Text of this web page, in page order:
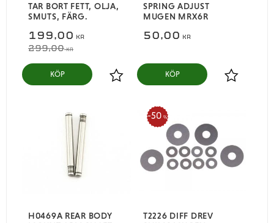
TAR BORT FETT, OLJA,
SMUTS, FÄRG.
199,00 KR
299,00KR
Lägg till i favoriter
KÖP
SPRING ADJUST
MUGEN MRX6R
50,00 KR
Lägg till i
KÖP
H0469A REAR BODY
T2226 DIFF DREV
50 %